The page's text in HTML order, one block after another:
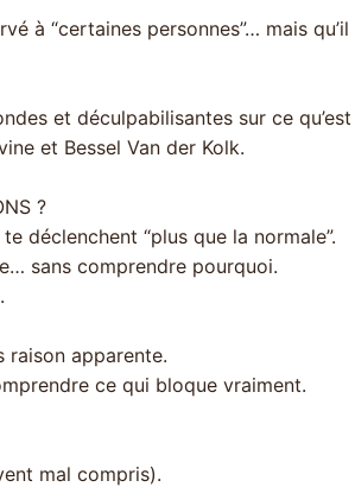
à “certaines personnes”… mais
et déculpabilisantes sur ce
et Bessel Van der Kolk.
?
déclenchent “plus que la normale”.
sans comprendre pourquoi.
raison apparente.
ce qui bloque vraiment.
mal compris).